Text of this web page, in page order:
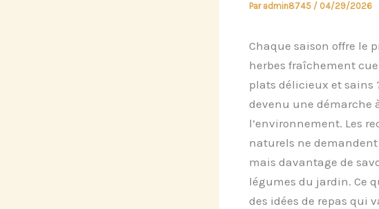
Par admin8745 / 04/29/2026
Chaque saison offre le
herbes fraîchement
plats délicieux et sains
devenu une démarche
l’environnement. Les
naturels ne
mais davantage de
légumes du jardin. Ce
des idées de repas qui